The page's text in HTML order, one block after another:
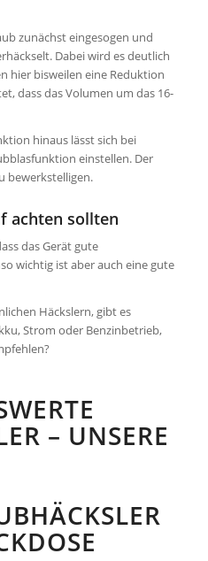
zunächst eingesogen und
Dabei wird es deutlich
hier bisweilen eine Reduktion
dass das Volumen um das 16-
hinaus lässt sich bei
einstellen. Der
bewerkstelligen.
achten sollten
das Gerät gute
wichtig ist aber auch eine gute
Häckslern, gibt es
Strom oder Benzinbetrieb,
– UNSERE